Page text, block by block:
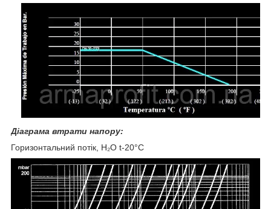
Діаграма втрати напору:
Горизонтальний потік, Н₂О t-20°С